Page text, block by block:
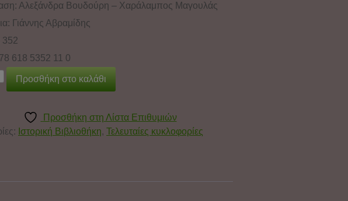
Αλεξάνδρα Βουδούρη – Χαράλαμπος Μαγουλάς
Γιάννης Αβραμίδης
352
618 5352 11 0
Προσθήκη στο καλάθι
Προσθήκη στη Λίστα Επιθυμιών
Ιστορική Βιβλιοθήκη, Τελευταίες κυκλοφορίες